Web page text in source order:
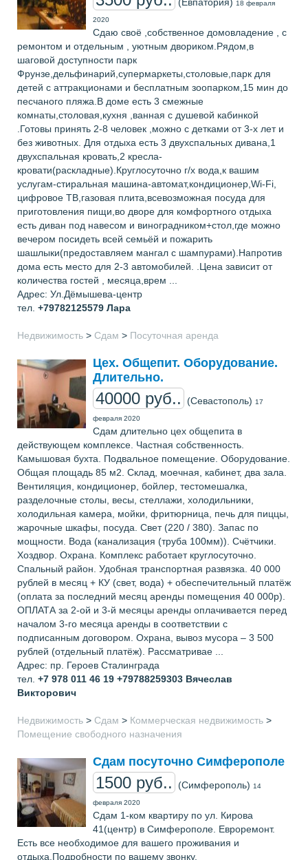
(Евпатория) 18 февраля
2020
Сдаю своё ,собственное домовладение , с
ремонтом и отдельным , уютным двориком.Рядом,в
шаговой доступности парк
Фрунзе,дельфинарий,супермаркеты,столовые,парк для
детей с аттракционами и бесплатным зоопарком,15 мин до
песчаного пляжа.В доме есть 3 смежные
комнаты,столовая,кухня ,ванная с душевой кабинкой
.Готовы принять 2-8 человек ,можно с детками от 3-х лет и
без животных. Для отдыха есть 3 двухспальных дивана,1
двухспальная кровать,2 кресла-
кровати(раскладные).Круглосуточно г/х вода,к вашим
услугам-стиральная машина-автомат,кондиционер,Wi-Fi,
цифровое ТВ,газовая плита,всевозможная посуда для
приготовления пищи,во дворе для комфортного отдыха
есть диван под навесом и виноградником+стол,где можно
вечером посидеть всей семьёй и пожарить
шашлыки(предоставляем мангал с шампурами).Напротив
дома есть место для 2-3 автомобилей. .Цена зависит от
количества гостей , месяца,врем ...
Адрес: Ул.Дёмышева-центр
тел. +79782125579 Лара
Недвижимость > Сдам > Посуточная аренда
Цех. Общепит. Оборудование.
Длительно.
40000 руб.. (Севастополь) 17
февраля 2020
Сдам длительно цех общепита в
действующем комплексе. Частная собственность.
Камышовая бухта. Подвальное помещение. Оборудование.
Общая площадь 85 м2. Склад, моечная, кабинет, два зала.
Вентиляция, кондиционер, бойлер, тестомешалка,
разделочные столы, весы, стеллажи, холодильники,
холодильная камера, мойки, фритюрница, печь для пиццы,
жарочные шкафы, посуда. Свет (220 / 380). Запас по
мощности. Вода (канализация (труба 100мм)). Счётчики.
Хоздвор. Охрана. Комплекс работает круглосуточно.
Спальный район. Удобная транспортная развязка. 40 000
рублей в месяц + КУ (свет, вода) + обеспечительный платёж
(оплата за последний месяц аренды помещения 40 000р).
ОПЛАТА за 2-ой и 3-й месяцы аренды оплачивается перед
началом 3-го месяца аренды в соответствии с
подписанным договором. Охрана, вывоз мусора – 3 500
рублей (отдельный платёж). Рассматривае ...
Адрес: пр. Героев Сталинграда
тел. +7 978 011 46 19 +79788259303 Вячеслав
Викторович
Недвижимость > Сдам > Коммерческая недвижимость >
Помещение свободного назначения
Сдам посуточно Симферополе
1500 руб.. (Симферополь) 14
февраля 2020
Сдам 1-ком квартиру по ул. Кирова
41(центр) в Симферополе. Евроремонт.
Есть все необходимое для вашего проживания и
отдыха.Подробности по вашему звонку.